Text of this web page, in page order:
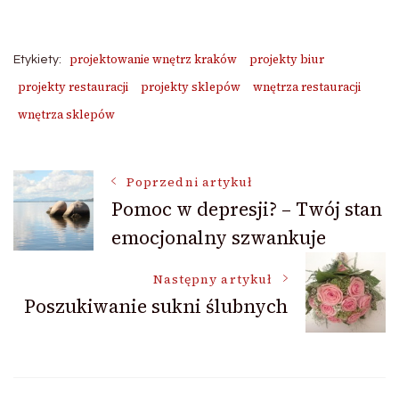
Etykiety: projektowanie wnętrz kraków
projekty biur
projekty restauracji
projekty sklepów
wnętrza restauracji
wnętrza sklepów
Nawigacja
wpisu
Poprzedni artykuł
Pomoc w depresji? – Twój stan
emocjonalny szwankuje
Następny artykuł
Poszukiwanie sukni ślubnych